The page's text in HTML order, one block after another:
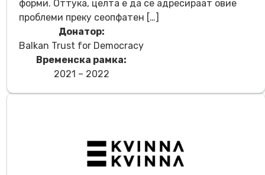
форми. Оттука, целта е да се адресираат овие
проблеми преку сеопфатен […]
Донатор:
Balkan Trust for Democracy
Временска рамка:
2021 – 2022